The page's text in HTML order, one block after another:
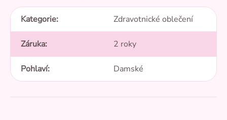
Kategorie: Zdravotnické oblečení
Záruka: 2 roky
Pohlaví: Damské